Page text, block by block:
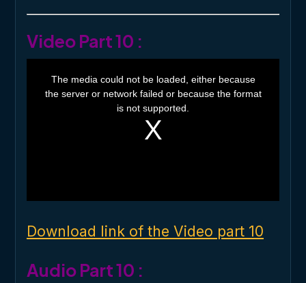
Video Part 10 :
o
w
The media could not be loaded, either because
the server or network failed or because the format
is not supported.
Download link of the Video part 10
Audio Part 10 :